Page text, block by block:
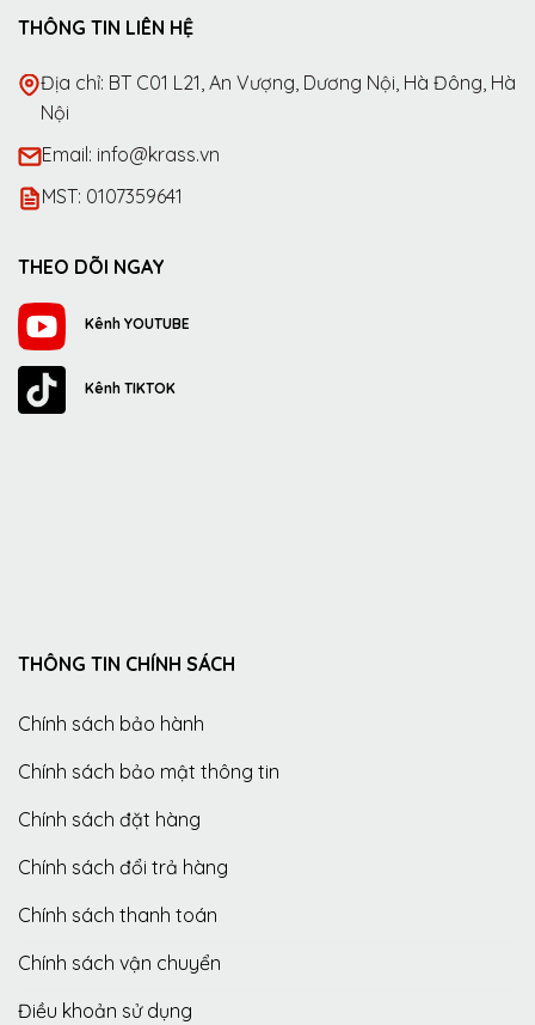
THÔNG TIN LIÊN HỆ
Địa chỉ: BT C01 L21, An Vượng, Dương Nội, Hà Đông, Hà
Nội
Email: info@krass.vn
MST: 0107359641
THEO DÕI NGAY
Kênh YOUTUBE
Kênh TIKTOK
THÔNG TIN CHÍNH SÁCH
Chính sách bảo hành
Chính sách bảo mật thông tin
Chính sách đặt hàng
Chính sách đổi trả hàng
Chính sách thanh toán
Chính sách vận chuyển
Điều khoản sử dụng